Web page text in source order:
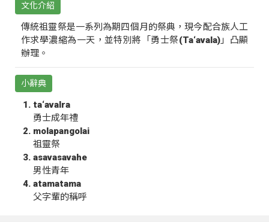
文化介紹
傳統祖靈祭是一系列為期四個月的祭典，現今配合族人工
作求學濃縮為一天，並特別將「勇士祭(Ta‘avala)」凸顯
辦理。
小辭典
ta‘avalra
勇士成年禮
molapangolai
祖靈祭
asavasavahe
男性青年
atamatama
父字輩的稱呼